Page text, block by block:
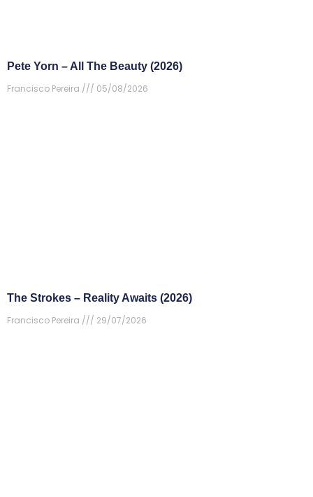
Pete Yorn – All The Beauty (2026)
Francisco Pereira
05/08/2026
The Strokes – Reality Awaits (2026)
Francisco Pereira
29/07/2026